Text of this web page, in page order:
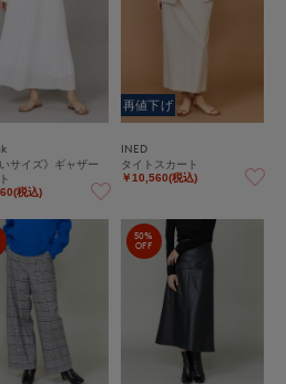
いサイズ》ギャザー
税込)
再値下げ
INED
タイトスカート
￥10,560(税込)
50%
OFF